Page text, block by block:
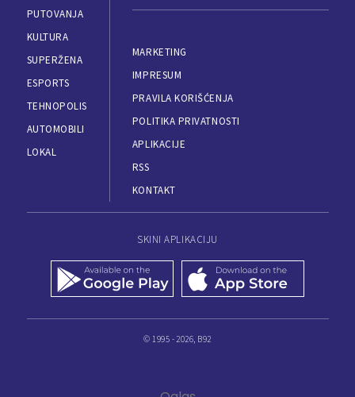
PUTOVANJA
KULTURA
SUPERŽENA
ESPORTS
TEHNOPOLIS
AUTOMOBILI
LOKAL
MARKETING
IMPRESUM
PRAVILA KORIŠĆENJA
POLITIKA PRIVATNOSTI
APLIKACIJE
RSS
KONTAKT
SKINI APLIKACIJU
© 1995 - 2026, B92